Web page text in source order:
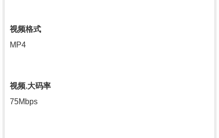
视频格式
MP4
视频.大码率
75Mbps